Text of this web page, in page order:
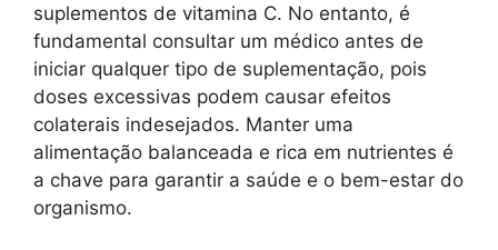
suplementos de vitamina C. No entanto, é
fundamental consultar um médico antes de
iniciar qualquer tipo de suplementação, pois
doses excessivas podem causar efeitos
colaterais indesejados. Manter uma
alimentação balanceada e rica em nutrientes é
a chave para garantir a saúde e o bem-estar do
organismo.